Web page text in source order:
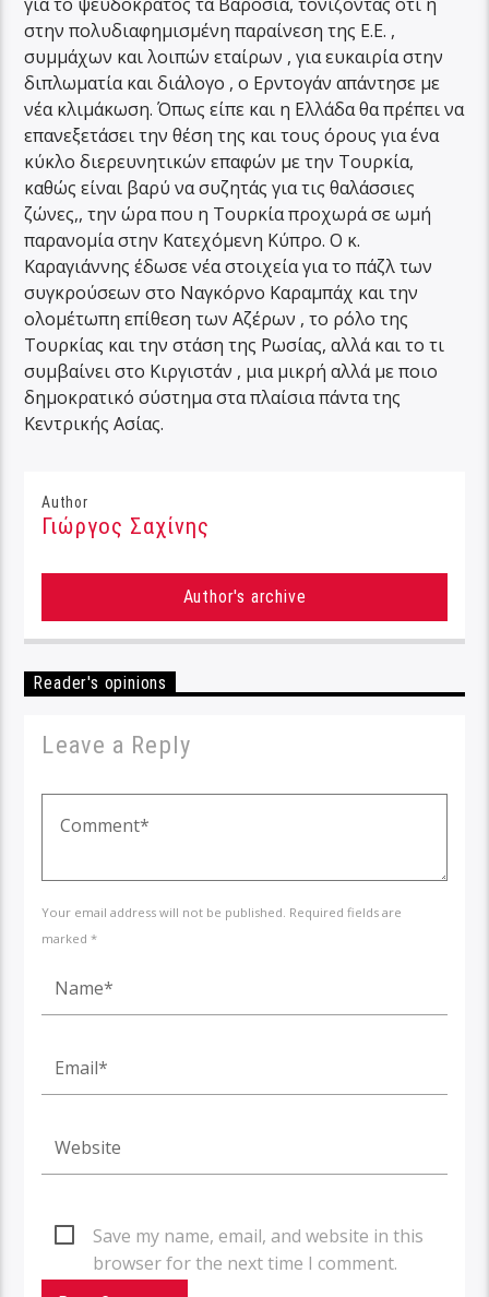
στην πολυδιαφημισμένη παραίνεση της Ε.Ε. ,
συμμάχων και λοιπών εταίρων , για ευκαιρία στην
διπλωματία και διάλογο , ο Ερντογάν απάντησε με
νέα κλιμάκωση. Όπως είπε και η Ελλάδα θα πρέπει να
επανεξετάσει την θέση της και τους όρους για ένα
κύκλο διερευνητικών επαφών με την Τουρκία,
καθώς είναι βαρύ να συζητάς για τις θαλάσσιες
ζώνες,, την ώρα που η Τουρκία προχωρά σε ωμή
παρανομία στην Κατεχόμενη Κύπρο. Ο κ.
Καραγιάννης έδωσε νέα στοιχεία για το πάζλ των
συγκρούσεων στο Ναγκόρνο Καραμπάχ και την
ολομέτωπη επίθεση των Αζέρων , το ρόλο της
Τουρκίας και την στάση της Ρωσίας, αλλά και το τι
συμβαίνει στο Κιργιστάν , μια μικρή αλλά με ποιο
δημοκρατικό σύστημα στα πλαίσια πάντα της
Κεντρικής Ασίας.
Author
Γιώργος Σαχίνης
Author's archive
Reader's opinions
Leave a Reply
Your email address will not be published. Required fields are
marked *
Save my name, email, and website in this
browser for the next time I comment.